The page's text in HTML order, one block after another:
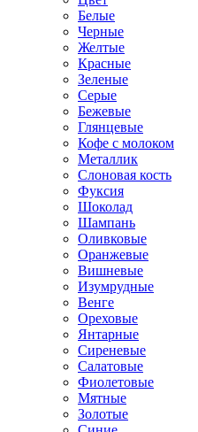
Белые
Черные
Желтые
Красные
Зеленые
Серые
Бежевые
Глянцевые
Кофе с молоком
Металлик
Слоновая кость
Фуксия
Шоколад
Шампань
Оливковые
Оранжевые
Вишневые
Изумрудные
Венге
Ореховые
Янтарные
Сиреневые
Салатовые
Фиолетовые
Мятные
Золотые